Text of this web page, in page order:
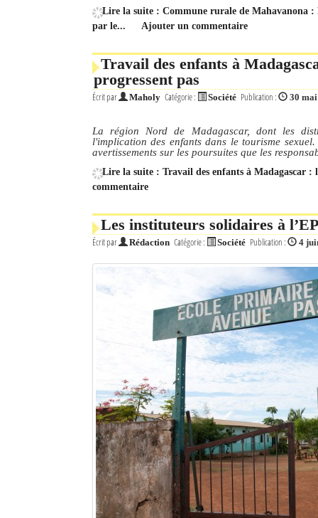
Lire la suite : Commune rurale de Mahavanona
par le...
Ajouter un commentaire
Travail des enfants à
progressent pas
Écrit par Maholy Catégorie : Société Publication : 30
La région Nord de Madagascar, dont les
l'implication des enfants dans le tourisme
avertissements sur les poursuites que les
Lire la suite : Travail des enfants à Madagascar :
commentaire
Les instituteurs solidaires à
Écrit par Rédaction Catégorie : Société Publication : 4